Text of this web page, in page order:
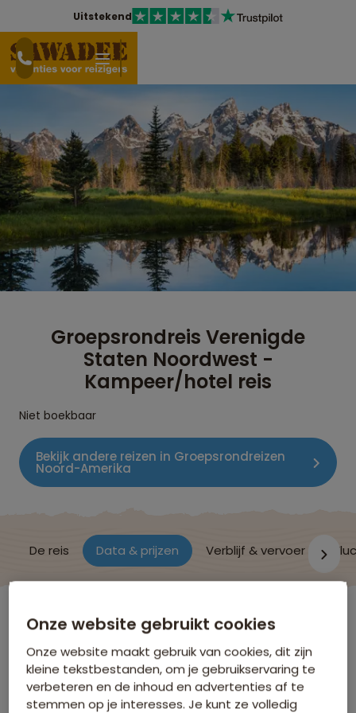
Uitstekend
Groepsrondreis Verenigde
Staten Noordwest -
Kampeer/hotel reis
Niet boekbaar
Bekijk andere reizen in Groepsrondreizen
Noord-Amerika
De reis Data & prijzen Verblijf & vervoer
Verenigde Staten
Data & Prijzen
Onze website gebruikt cookies
Onze website maakt gebruik van cookies, dit zijn
kleine tekstbestanden, om je gebruikservaring te
verbeteren en de inhoud en advertenties af te
stemmen op je interesses. Je kunt ze volledig